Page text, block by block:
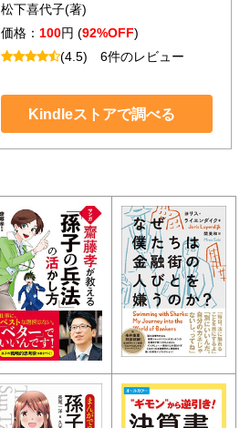
松下喜代子(著)
価格： 100円 (92%OFF)
(4.5) 6件のレビュー
Kindleストアで調べる